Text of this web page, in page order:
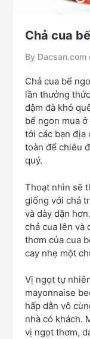
Chả cua
By Dacsan.com
Chả cua bể
lần thưởng
đậm đà khó
bể ngon mua ở
tới các bạn địa
toàn để chiêu
quý.
Thoạt nhìn sẽ
giống với chả
và dày dặn
chả cua lên và
thơm của cua
cay nhẹ một
Vị ngọt tự
mayonnaise
hấp dẫn vô
nhà có khách.
vị ngọt thơm,